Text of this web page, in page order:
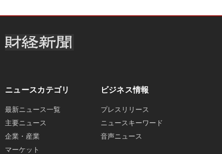
ニュースカテゴリ
最新ニュース一覧
主要ニュース
企業・産業
マーケット
ビジネス情報
プレスリリース
ニュースキーワード
音声ニュース